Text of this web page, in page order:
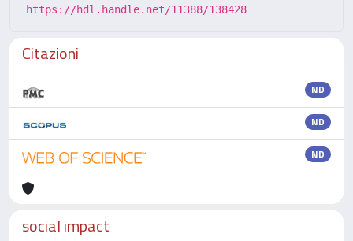
https://hdl.handle.net/11388/138428
Citazioni
ND
ND
ND
social impact